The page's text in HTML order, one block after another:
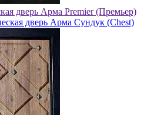
дверь Арма Premier (Премьер)